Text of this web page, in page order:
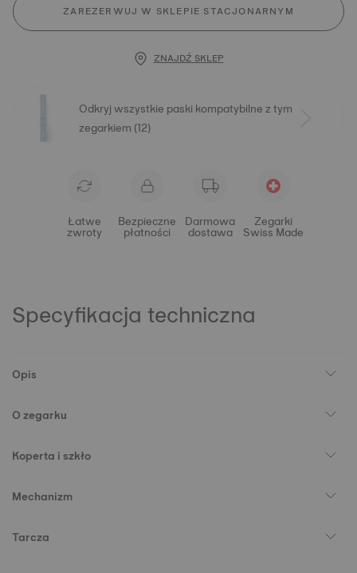
ZAREZERWUJ W SKLEPIE STACJONARNYM
ZNAJDŹ SKLEP
Odkryj wszystkie paski kompatybilne z tym
zegarkiem (12)
Łatwe
zwroty
Bezpieczne
płatności
Darmowa
dostawa
Zegarki
Swiss Made
Specyfikacja techniczna
Opis
O zegarku
Koperta i szkło
Mechanizm
Tarcza